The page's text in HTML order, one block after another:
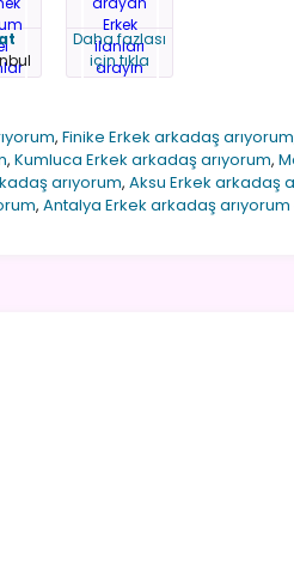
Daha fazlası
için tıkla
, Finike Erkek arkadaş arıyorum
, Kumluca Erkek arkadaş arıyorum,
arıyorum, Aksu Erkek arkadaş
, Antalya Erkek arkadaş arıyorum